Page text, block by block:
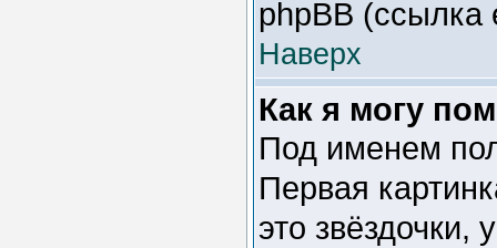
phpBB (ссылка
Наверх
Как я могу
Под именем
Первая
это